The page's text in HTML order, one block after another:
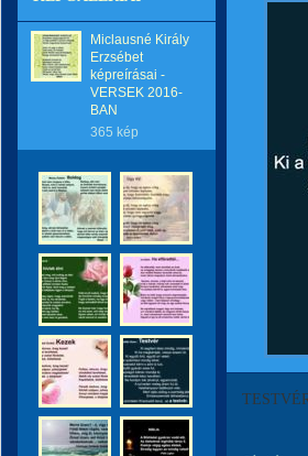
Miclausné Király
Erzsébet
képreírásai -
VERSEK 2016-
BAN
365 kép